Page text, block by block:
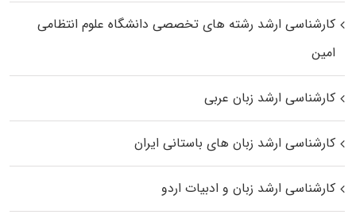
کارشناسی ارشد رﺷﺘﻪ ﻫﺎی تخصصی داﻧﺸﮕﺎه ﻋﻠﻮم انتظامی
اﻣﻴﻦ
کارشناسی ارشد زبان عربی
کارشناسی ارشد زبان‌ های باستانی ایران
کارشناسی ارشد زبان و ادبیات اردو